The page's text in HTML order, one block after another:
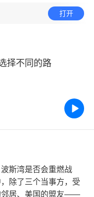
打开
择不同的路
斯湾是否会重燃战
除了三个当事方，受
邻居、美国的盟友——